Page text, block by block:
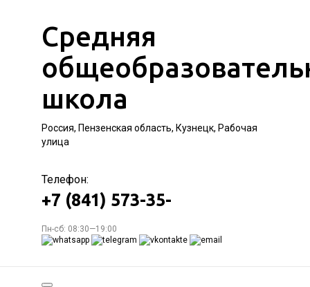
Средняя
школа
Россия, Пензенская область, Кузнецк, Рабочая
улица
Телефон:
+7 (841) 573-35-
Пн-сб: 08:30—19:00